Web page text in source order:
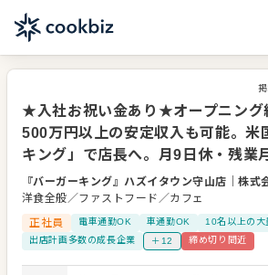
★入社お祝い金あり★オープニング
500万円以上の安定収入も可能。米
キング」で店長へ。月9日休・残業
『バーガーキング』ハズイタウン守山店 ｜株式
洋食全般／ファストフード／カフェ
正社員
電車通勤OK 車通勤OK
10名以上の大
出店計画多数の成長企業
＋12 締め切り間近